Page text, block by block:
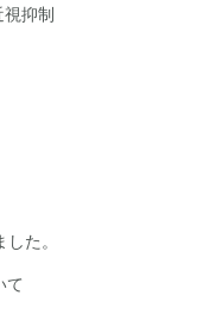
視抑制
た。
て